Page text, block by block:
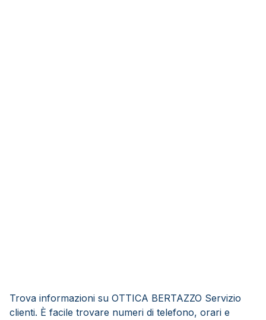
Trova informazioni su OTTICA BERTAZZO Servizio
clienti. È facile trovare numeri di telefono, orari e